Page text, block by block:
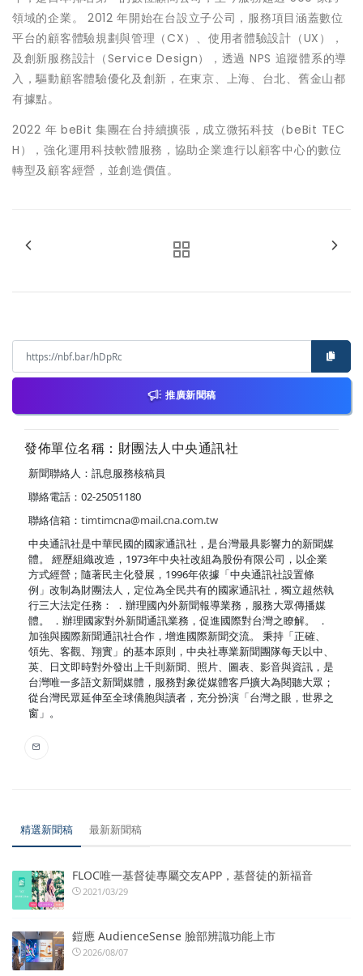
領域的企業。 2012 年開始在台設立子公司，服務項⽬涵蓋數位
平台的顧客體驗規劃與管理（CX）、使⽤者體驗設計（UX），
及創新服務設計（Service Design），透過 NPS 追蹤體系的導
入，驅動顧客體驗優化及創新，在東京、上海、台北、舊金山都
有據點。
2022 年 beBit 集團在台持續擴張，成立微拓科技（beBit TEC
H），強化運用科技軟體服務，協助企業進行以顧客中心的數位
轉型及顧客經營，並創造價值。
推廣新聞稿
發佈單位名稱：財團法人中央通訊社
新聞聯絡人：訊息服務核稿員
聯絡電話：02-25051180
聯絡信箱： timtimcna@mail.cna.com.tw
中央通訊社是中華民國的國家通訊社，是台灣最具影響力的新聞媒
體。 經歷組織改造，1973年中央社改組為股份有限公司，以企業
方式經營；隨著民主化發展，1996年依據「中央通訊社設置條
例」改制為財團法人，定位為全民共有的國家通訊社，獨立超然執
行三大法定任務： ．辦理國內外新聞報導業務，服務大眾傳播媒
體。 ．辦理國家對外新聞通訊業務，促進國際對台灣之瞭解。 ．
加強與國際新聞通訊社合作，增進國際新聞交流。 秉持「正確、
領先、客觀、翔實」的基本原則，中央社專業新聞團隊每天以中、
英、日文即時對外發出上千則新聞、照片、圖表、影音與資訊，是
台灣唯一多語文新聞媒體，服務對象從媒體客戶擴大為閱聽大眾；
從台灣民眾延伸至全球僑胞與讀者，充分扮演「台灣之眼，世界之
窗」。
精選新聞稿 最新新聞稿
FLOC唯一基督徒專屬交友APP，基督徒的新福音
2021/03/29
鎧應 AudienceSense 臉部辨識功能上市
2026/08/07